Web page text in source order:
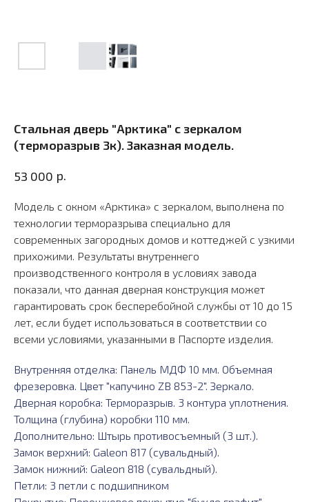
Стальная дверь "Арктика" с зеркалом
(терморазрыв 3к). Заказная модель.
53 000 р.
Модель с окном «Арктика» с зеркалом, выполнена по
технологии терморазрыва специально для
современных загородных домов и коттеджей с узкими
прихожими. Результаты внутреннего
производственного контроля в условиях завода
показали, что данная дверная конструкция может
гарантировать срок бесперебойной службы от 10 до 15
лет, если будет использоваться в соответствии со
всеми условиями, указанными в Паспорте изделия.
Внутренняя отделка: Панель МДФ 10 мм. Объемная
фрезеровка. Цвет "капучино ZB 853-2". Зеркало.
Дверная коробка: Терморазрыв. 3 контура уплотнения.
Толщина (глубина) коробки 110 мм.
Дополнительно: Штырь противосъемный (3 шт.).
Замок верхний: Galeon 817 (сувальдный).
Замок нижний: Galeon 818 (сувальдный).
Петли: 3 петли с подшипником